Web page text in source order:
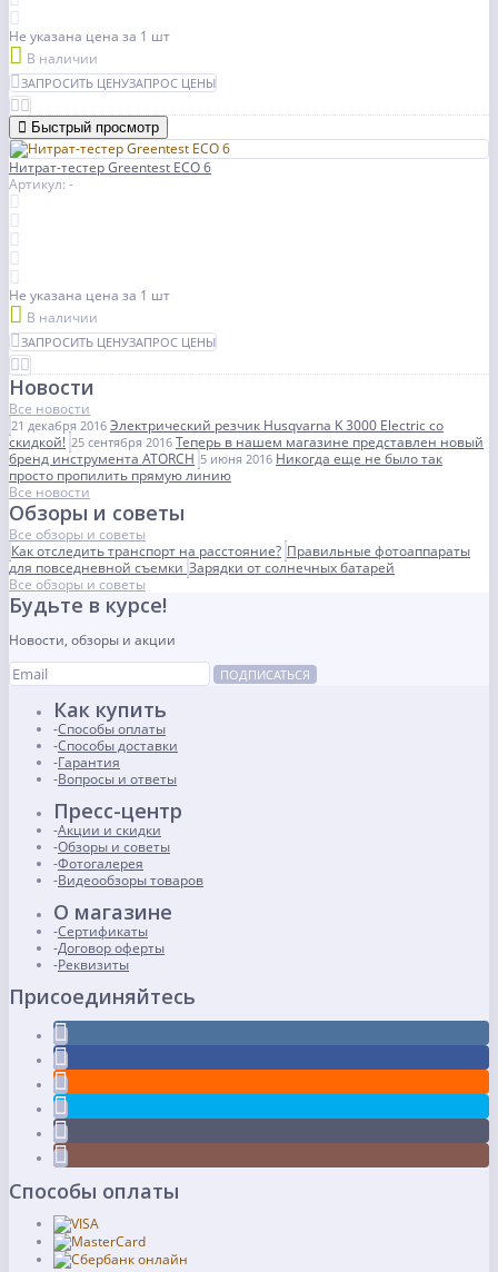
Не указана цена за 1 шт
В наличии
ЗАПРОСИТЬ ЦЕНУЗАПРОС ЦЕНЫ
Быстрый просмотр
Нитрат-тестер Greentest ECO 6
Артикул: -
Не указана цена за 1 шт
В наличии
ЗАПРОСИТЬ ЦЕНУЗАПРОС ЦЕНЫ
Новости
Все новости
21 декабря 2016 Электрический резчик Husqvarna K 3000 Electric со
скидкой! 25 сентября 2016 Теперь в нашем магазине представлен новый
бренд инструмента ATORCH 5 июня 2016 Никогда еще не было так
просто пропилить прямую линию
Все новости
Обзоры и советы
Все обзоры и советы
Как отследить транспорт на расстояние? Правильные фотоаппараты
для повседневной съемки Зарядки от солнечных батарей
Все обзоры и советы
Будьте в курсе!
Новости, обзоры и акции
ПОДПИСАТЬСЯ
Как купить
Способы оплаты
Способы доставки
Гарантия
Вопросы и ответы
Пресс-центр
Акции и скидки
Обзоры и советы
Фотогалерея
Видеообзоры товаров
О магазине
Сертификаты
Договор оферты
Реквизиты
Присоединяйтесь
Способы оплаты